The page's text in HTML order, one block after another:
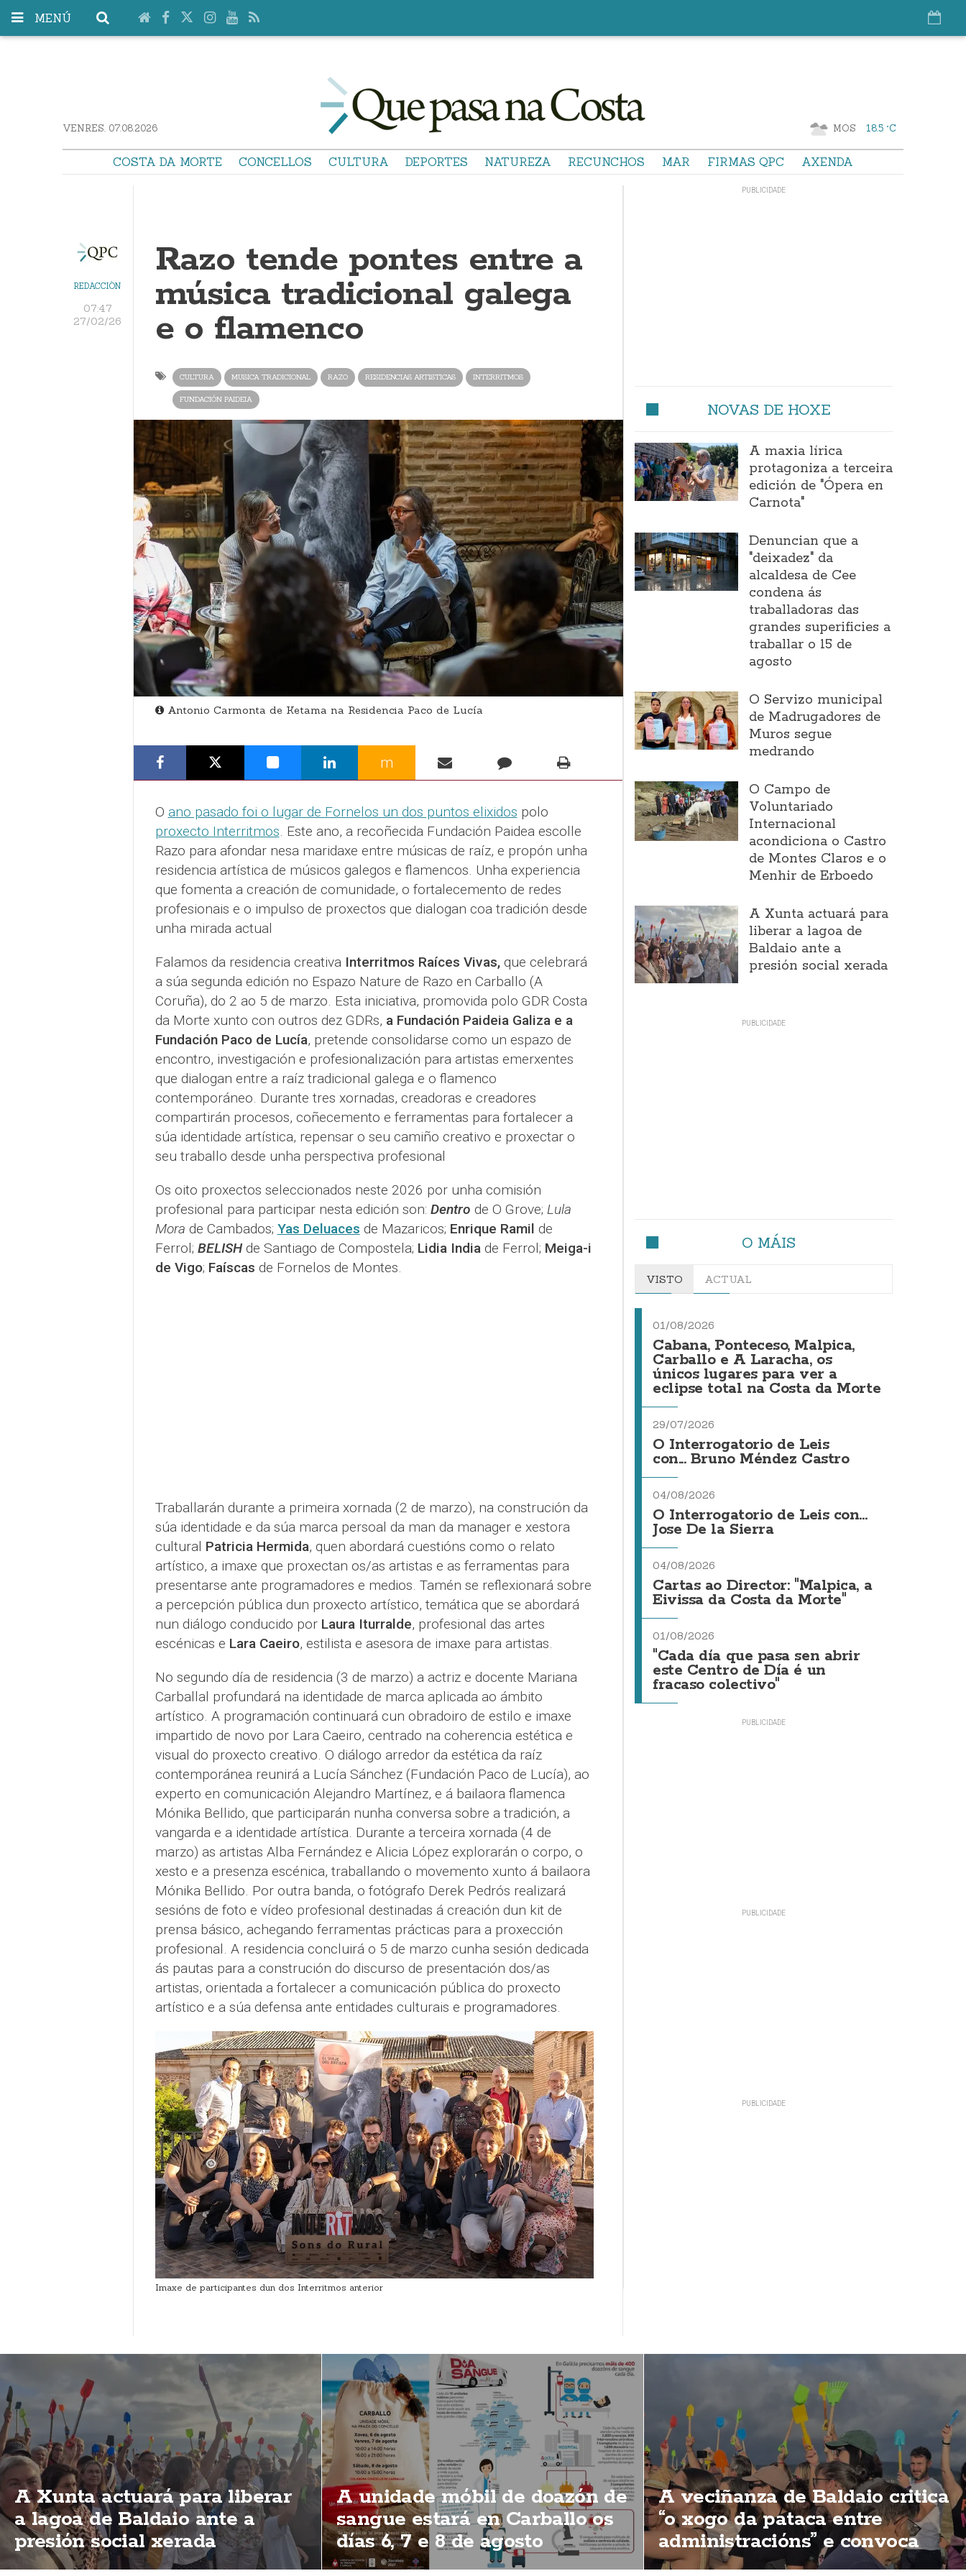
MENÚ
VENRES. 07.08.2026 MOS 18.5 °C
COSTA DA MORTE CONCELLOS CULTURA DEPORTES NATUREZA RECUNCHOS MAR FIRMAS QPC AXENDA
REDACCIÓN
07:47
27/02/26
Razo tende pontes entre a
música tradicional galega
e o flamenco
CULTURA MUSICA TRADICIONAL RAZO RESIDENCIAS ARTISTICAS INTERRITMOS
FUNDACIÓN PAIDEIA
Antonio Carmonta de Ketama na Residencia Paco de Lucía
m
O ano pasado foi o lugar de Fornelos un dos puntos elixidos polo
proxecto Interritmos. Este ano, a recoñecida Fundación Paidea escolle
Razo para afondar nesa maridaxe entre músicas de raíz, e propón unha
residencia artística de músicos galegos e flamencos. Unha experiencia
que fomenta a creación de comunidade, o fortalecemento de redes
profesionais e o impulso de proxectos que dialogan coa tradición desde
unha mirada actual
Falamos da residencia creativaInterritmos Raíces Vivas, que celebrará
a súa segunda edición no Espazo Nature de Razo en Carballo (A
Coruña), do 2 ao 5 de marzo. Esta iniciativa, promovida polo GDR Costa
da Morte xunto con outros dez GDRs, a Fundación Paideia Galiza e a
Fundación Paco de Lucía, pretende consolidarse como un espazo de
encontro, investigación e profesionalización para artistas emerxentes
que dialogan entre a raíz tradicional galega e o flamenco
contemporáneo. Durante tres xornadas, creadoras e creadores
compartirán procesos, coñecemento e ferramentas para fortalecer a
súa identidade artística, repensar o seu camiño creativo e proxectar o
seu traballo desde unha perspectiva profesional
Os oito proxectos seleccionados neste 2026 por unha comisión
profesional para participar nesta edición son: Dentro de O Grove; Lula
Mora de Cambados; Yas Deluaces de Mazaricos; Enrique Ramil de
Ferrol; BELISHde Santiago de Compostela; Lidia India de Ferrol; Meiga-i
de Vigo; Faíscas de Fornelos de Montes.
Traballarán durante a primeira xornada (2 de marzo), na construción da
súa identidade e da súa marca persoal da man da manager e xestora
cultural Patricia Hermida, quen abordará cuestións como o relato
artístico, a imaxe que proxectan os/as artistas e as ferramentas para
presentarse ante programadores e medios. Tamén se reflexionará sobre
a percepción pública dun proxecto artístico, temática que se abordará
nun diálogo conducido por Laura Iturralde, profesional das artes
escénicas e Lara Caeiro, estilista e asesora de imaxe para artistas.
No segundo día de residencia (3 de marzo) a actriz e docente Mariana
Carballal profundará na identidade de marca aplicada ao ámbito
artístico. A programación continuará cun obradoiro de estilo e imaxe
impartido de novo por Lara Caeiro, centrado na coherencia estética e
visual do proxecto creativo. O diálogo arredor da estética da raíz
contemporánea reunirá a Lucía Sánchez (Fundación Paco de Lucía), ao
experto en comunicación Alejandro Martínez, e á bailaora flamenca
Mónika Bellido, que participarán nunha conversa sobre a tradición, a
vangarda e a identidade artística. Durante a terceira xornada (4 de
marzo) as artistas Alba Fernández e Alicia López explorarán o corpo, o
xesto e a presenza escénica, traballando o movemento xunto á bailaora
Mónika Bellido. Por outra banda, o fotógrafo Derek Pedrós realizará
sesións de foto e vídeo profesional destinadas á creación dun kit de
prensa básico, achegando ferramentas prácticas para a proxección
profesional. A residencia concluirá o 5 de marzo cunha sesión dedicada
ás pautas para a construción do discurso de presentación dos/as
artistas, orientada a fortalecer a comunicación pública do proxecto
artístico e a súa defensa ante entidades culturais e programadores.
Imaxe de participantes dun dos Interritmos anterior
NOVAS DE HOXE
A maxia lírica
protagoniza a terceira
edición de "Ópera en
Carnota"
Denuncian que a
"deixadez" da
alcaldesa de Cee
condena ás
traballadoras das
grandes superificies a
traballar o 15 de
agosto
O Servizo municipal
de Madrugadores de
Muros segue
medrando
O Campo de
Voluntariado
Internacional
acondiciona o Castro
de Montes Claros e o
Menhir de Erboedo
A Xunta actuará para
liberar a lagoa de
Baldaio ante a
presión social xerada
O MÁIS
VISTO ACTUAL
01/08/2026
Cabana, Ponteceso, Malpica,
Carballo e A Laracha, os
únicos lugares para ver a
eclipse total na Costa da Morte
29/07/2026
O Interrogatorio de Leis
con... Bruno Méndez Castro
04/08/2026
O Interrogatorio de Leis con...
Jose De la Sierra
04/08/2026
Cartas ao Director: "Malpica, a
Eivissa da Costa da Morte"
01/08/2026
"Cada día que pasa sen abrir
este Centro de Día é un
fracaso colectivo"
A Xunta actuará para liberar
a lagoa de Baldaio ante a
presión social xerada
A unidade móbil de doazón de
sangue estará en Carballo os
días 6, 7 e 8 de agosto
A veciñanza de Baldaio critica
“o xogo da pataca entre
administracións” e convoca
unha nova concentración